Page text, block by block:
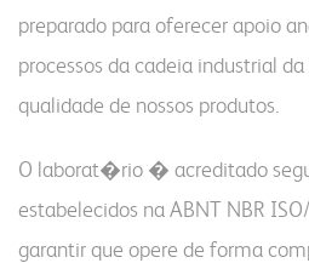
preparado para oferecer apoio
processos da cadeia industrial
qualidade de nossos produtos.
O laborat�rio � acreditado
estabelecidos na ABNT NBR
garantir que opere de forma